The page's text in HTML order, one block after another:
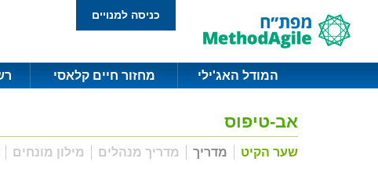
כניסה למנויים
המודל האג'ילי מחזור חיים קלאסי
אב-טיפוס
שער הקיט מדריך מדריך מנהלים מילון מונחים